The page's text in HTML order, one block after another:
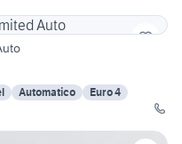
Automatico
Euro 4